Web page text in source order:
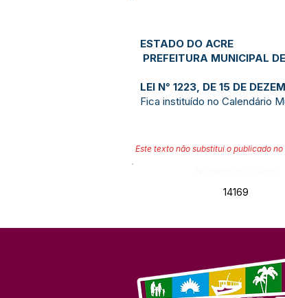
ESTADO DO ACRE
PREFEITURA MUNICIPAL
LEI N° 1223, DE 15 DE
Fica instituído no Calendário
Este texto não substitui o publicado
14169